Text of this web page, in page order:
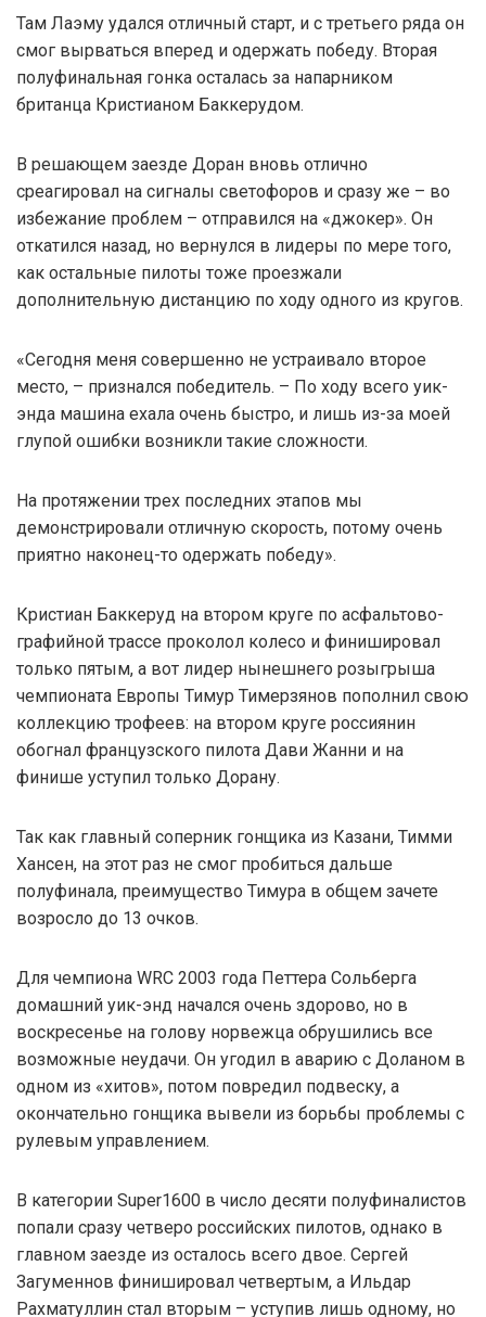
Там Лаэму удался отличный старт, и с третьего ряда он
смог вырваться вперед и одержать победу. Вторая
полуфинальная гонка осталась за напарником
британца Кристианом Баккерудом.
В решающем заезде Доран вновь отлично
среагировал на сигналы светофоров и сразу же – во
избежание проблем – отправился на «джокер». Он
откатился назад, но вернулся в лидеры по мере того,
как остальные пилоты тоже проезжали
дополнительную дистанцию по ходу одного из кругов.
«Сегодня меня совершенно не устраивало второе
место, – признался победитель. – По ходу всего уик-
энда машина ехала очень быстро, и лишь из-за моей
глупой ошибки возникли такие сложности.
На протяжении трех последних этапов мы
демонстрировали отличную скорость, потому очень
приятно наконец-то одержать победу».
Кристиан Баккеруд на втором круге по асфальтово-
графийной трассе проколол колесо и финишировал
только пятым, а вот лидер нынешнего розыгрыша
чемпионата Европы Тимур Тимерзянов пополнил свою
коллекцию трофеев: на втором круге россиянин
обогнал французского пилота Дави Жанни и на
финише уступил только Дорану.
Так как главный соперник гонщика из Казани, Тимми
Хансен, на этот раз не смог пробиться дальше
полуфинала, преимущество Тимура в общем зачете
возросло до 13 очков.
Для чемпиона WRC 2003 года Петтера Сольберга
домашний уик-энд начался очень здорово, но в
воскресенье на голову норвежца обрушились все
возможные неудачи. Он угодил в аварию с Доланом в
одном из «хитов», потом повредил подвеску, а
окончательно гонщика вывели из борьбы проблемы с
рулевым управлением.
В категории Super1600 в число десяти полуфиналистов
попали сразу четверо российских пилотов, однако в
главном заезде из осталось всего двое. Сергей
Загуменнов финишировал четвертым, а Ильдар
Рахматуллин стал вторым – уступив лишь одному, но